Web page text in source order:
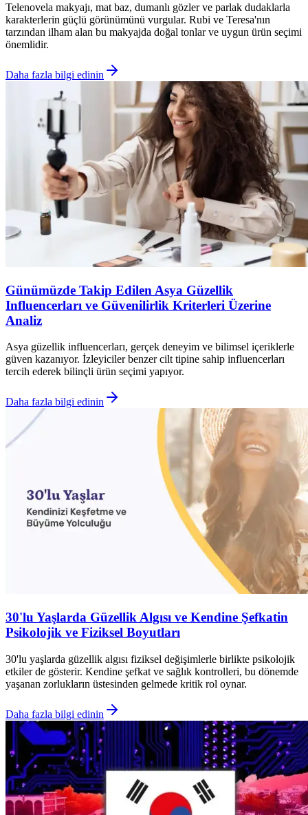
Telenovela makyajı, mat baz, dumanlı gözler ve parlak dudaklarla
karakterlerin güçlü görünümünü vurgular. Rubi ve Teresa'nın
tarzından ilham alan bu makyajda doğal tonlar ve uygun ürün seçimi
önemlidir.
Daha fazla bilgi edinin
Günümüzde Takip Edilen Asya Güzellik
Influencerları ve Güvenilirlik Kriterleri Üzerine
Analiz
Asya güzellik influencerları, gerçek deneyim ve bilimsel içeriklerle
güven kazanıyor. İzleyiciler benzer cilt tipine sahip influencerları
tercih ederek bilinçli ürün seçimi yapıyor.
Daha fazla bilgi edinin
30'lu Yaşlarda Güzellik Algısı ve Kendine Şefkatin
Psikolojik ve Fiziksel Boyutları
30'lu yaşlarda güzellik algısı fiziksel değişimlerle birlikte psikolojik
etkiler de gösterir. Kendine şefkat ve sağlık kontrolleri, bu dönemde
yaşanan zorlukların üstesinden gelmede kritik rol oynar.
Daha fazla bilgi edinin